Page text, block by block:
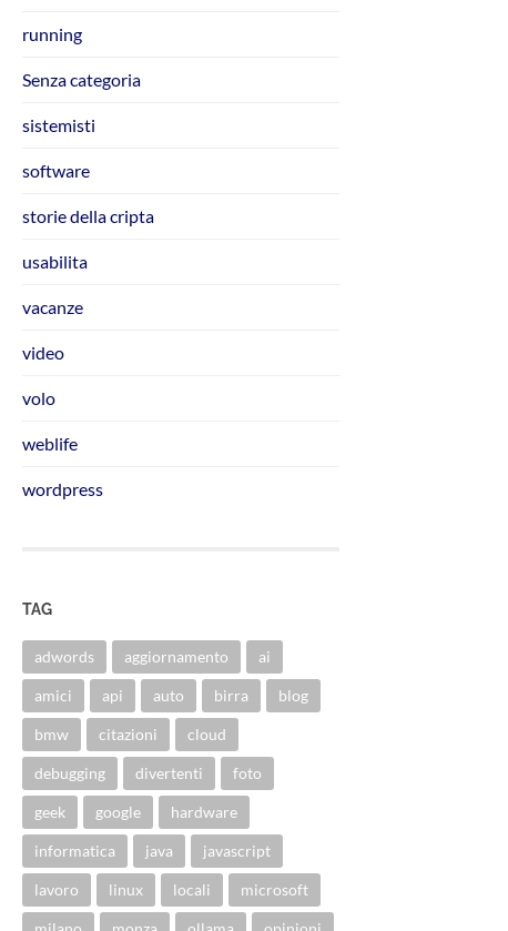
running
Senza categoria
sistemisti
software
storie della cripta
usabilita
vacanze
video
volo
weblife
wordpress
TAG
adwords aggiornamento ai
amici api auto birra blog
bmw citazioni cloud
debugging divertenti foto
geek google hardware
informatica java javascript
lavoro linux locali microsoft